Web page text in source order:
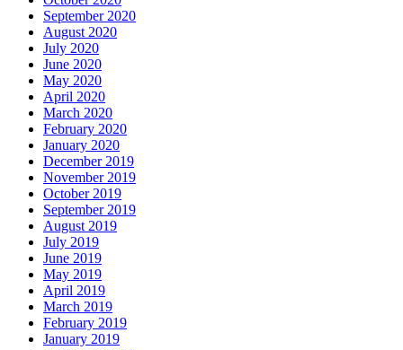
September 2020
August 2020
July 2020
June 2020
May 2020
April 2020
March 2020
February 2020
January 2020
December 2019
November 2019
October 2019
September 2019
August 2019
July 2019
June 2019
May 2019
April 2019
March 2019
February 2019
January 2019